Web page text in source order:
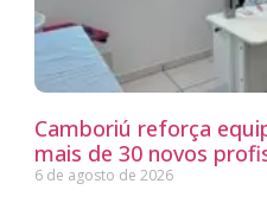
Camboriú reforça
mais de 30 novos
6 de agosto de 2026